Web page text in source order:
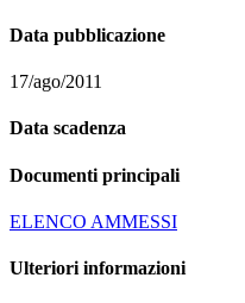
Data pubblicazione
17/ago/2011
Data scadenza
Documenti principali
ELENCO AMMESSI
Ulteriori informazioni